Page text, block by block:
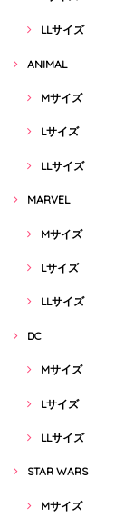
LLサイズ
ANIMAL
Mサイズ
Lサイズ
LLサイズ
MARVEL
Mサイズ
Lサイズ
LLサイズ
DC
Mサイズ
Lサイズ
LLサイズ
STAR WARS
Mサイズ